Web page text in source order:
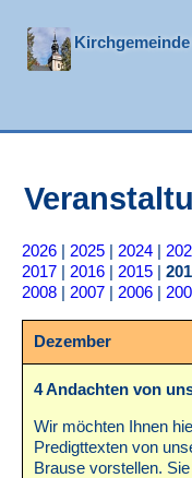
2026 2025 2024
2017
2016 2015
2008
2007 2006
Dezember
4 Andachten von
Wir möchten Ihnen
Predigttexten von
Brause vorstellen.